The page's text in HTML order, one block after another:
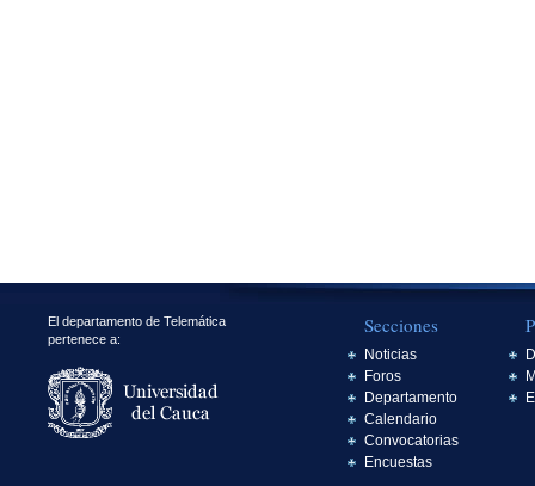
El departamento de Telemática
pertenece a:
Secciones
Noticias
Foros
Departamento
Calendario
Convocatorias
Encuestas